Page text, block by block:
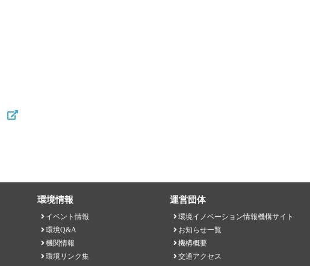
環境情報
イベント情報
環境Q&A
機関情報
環境リンク集
運営団体
環境イノベーション情報機構サイト
お知らせ一覧
機構概要
交通アクセス